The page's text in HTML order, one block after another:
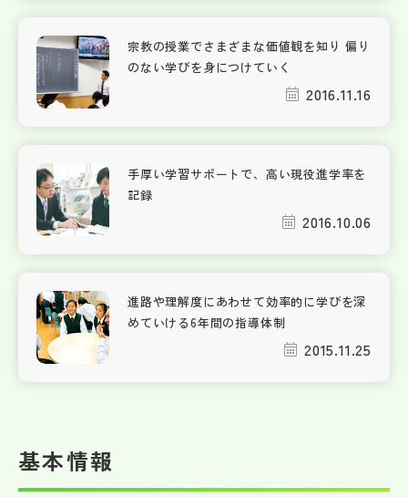
宗教の授業でさまざまな価値観を知り 偏り
のない学びを身につけていく
2016.11.16
手厚い学習サポートで、高い現役進学率を
記録
2016.10.06
進路や理解度にあわせて効率的に学びを深
めていける6年間の指導体制
2015.11.25
基本情報